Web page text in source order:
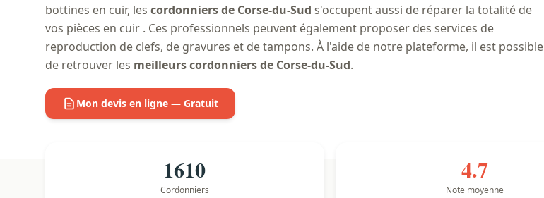
bottines en cuir, les cordonniers de Corse-du-Sud s'occupent aussi de réparer la totalité de
vos pièces en cuir . Ces professionnels peuvent également proposer des services de
reproduction de clefs, de gravures et de tampons. À l'aide de notre plateforme, il est possible
de retrouver les meilleurs cordonniers de Corse-du-Sud.
Mon devis en ligne — Gratuit
1610
Cordonniers
4.7
Note moyenne